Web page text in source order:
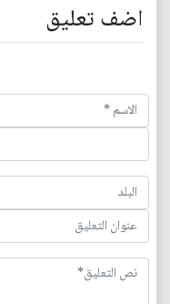
اضف تعليق